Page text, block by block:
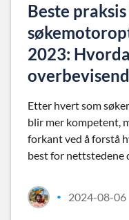
Beste
2023:
Etter hvert som
blir mer kompetent,
forkant ved å forstå
best for nettstedene
• 2024-08-06